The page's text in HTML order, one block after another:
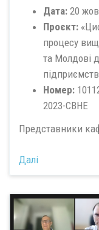
Дата: 20
Проєкт:
процесу
та Молдові
Номер:
2023-CBHE
Представники
Далі